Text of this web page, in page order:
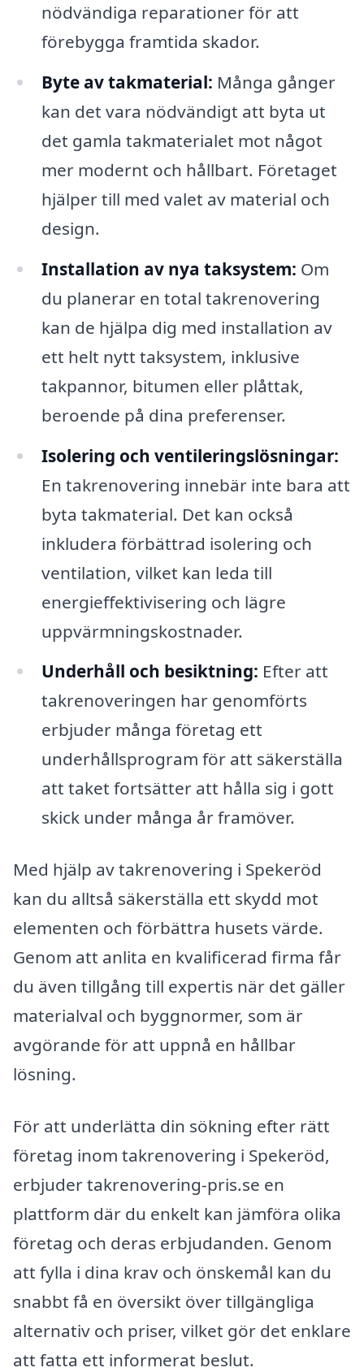
nödvändiga reparationer för att
förebygga framtida skador.
Byte av takmaterial: Många gånger
kan det vara nödvändigt att byta ut
det gamla takmaterialet mot något
mer modernt och hållbart. Företaget
hjälper till med valet av material och
design.
Installation av nya taksystem: Om
du planerar en total takrenovering
kan de hjälpa dig med installation av
ett helt nytt taksystem, inklusive
takpannor, bitumen eller plåttak,
beroende på dina preferenser.
Isolering och ventileringslösningar:
En takrenovering innebär inte bara att
byta takmaterial. Det kan också
inkludera förbättrad isolering och
ventilation, vilket kan leda till
energieffektivisering och lägre
uppvärmningskostnader.
Underhåll och besiktning: Efter att
takrenoveringen har genomförts
erbjuder många företag ett
underhållsprogram för att säkerställa
att taket fortsätter att hålla sig i gott
skick under många år framöver.
Med hjälp av takrenovering i Spekeröd
kan du alltså säkerställa ett skydd mot
elementen och förbättra husets värde.
Genom att anlita en kvalificerad firma får
du även tillgång till expertis när det gäller
materialval och byggnormer, som är
avgörande för att uppnå en hållbar
lösning.
För att underlätta din sökning efter rätt
företag inom takrenovering i Spekeröd,
erbjuder takrenovering-pris.se en
plattform där du enkelt kan jämföra olika
företag och deras erbjudanden. Genom
att fylla i dina krav och önskemål kan du
snabbt få en översikt över tillgängliga
alternativ och priser, vilket gör det enklare
att fatta ett informerat beslut.